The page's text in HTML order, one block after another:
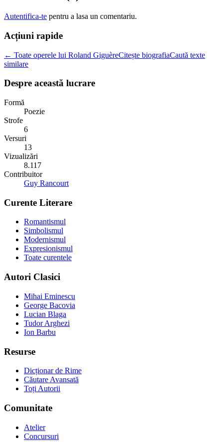
Autentifica-te pentru a lasa un comentariu.
Acțiuni rapide
← Toate operele lui Roland GiguèreCitește biografiaCaută texte
similare
Despre această lucrare
Formă
Poezie
Strofe
6
Versuri
13
Vizualizări
8.117
Contribuitor
Guy Rancourt
Curente Literare
Romantismul
Simbolismul
Modernismul
Expresionismul
Toate curentele
Autori Clasici
Mihai Eminescu
George Bacovia
Lucian Blaga
Tudor Arghezi
Ion Barbu
Resurse
Dicționar de Rime
Căutare Avansată
Toți Autorii
Comunitate
Atelier
Concursuri